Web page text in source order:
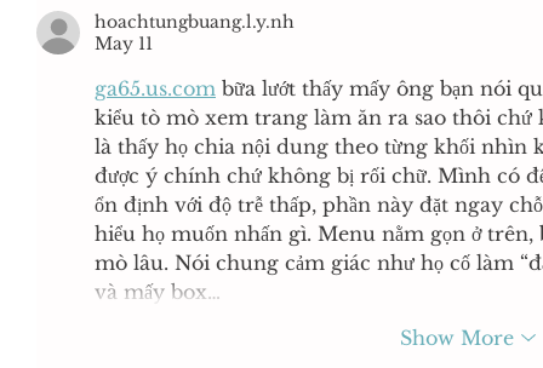
hoachtungbuang.l.y.nh
May 11
ga65.us.com bữa lướt thấy mấy ông bạn nói
kiểu tò mò xem trang làm ăn ra sao thôi
là thấy họ chia nội dung theo từng khối nhìn
được ý chính chứ không bị rối chữ. Mình có
ổn định với độ trễ thấp, phần này đặt ngay
hiểu họ muốn nhấn gì. Menu nằm gọn ở
mò lâu. Nói chung cảm giác như họ cố làm
và mấy box…
Show More